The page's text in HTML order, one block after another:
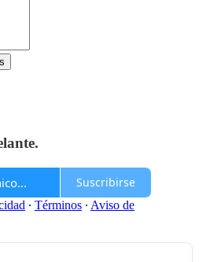
Suscribirse
∙ Términos ∙ Aviso de